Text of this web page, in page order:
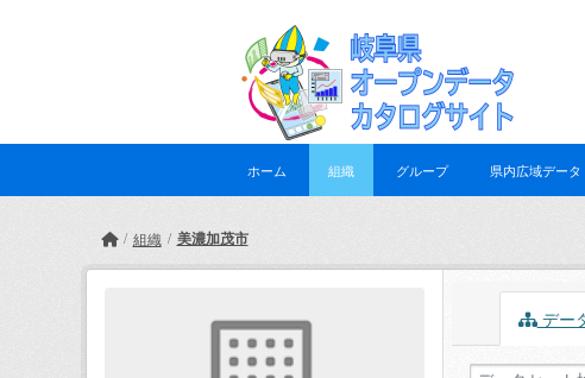
ホーム 組織 グループ 県内広域データ
組織 美濃加茂市
デー